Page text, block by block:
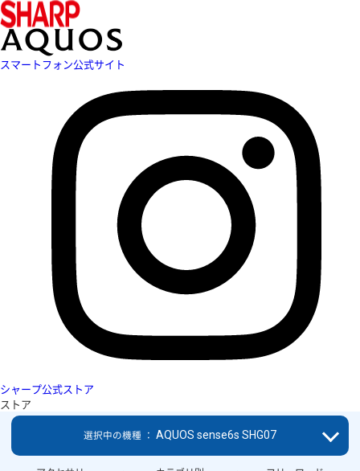
スマートフォン公式サイト
シャープ公式ストア
ストア
選択中の機種 ： AQUOS sense6s SHG07